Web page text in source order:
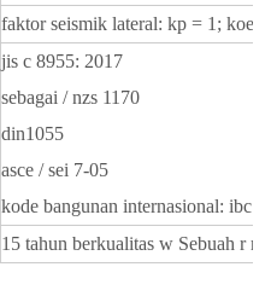
faktor seismik lateral: kp = 1;
jis c 8955: 2017
sebagai / nzs 1170
din1055
asce / sei 7-05
kode bangunan internasional: ibc
15 tahun berkualitas w Sebuah rr